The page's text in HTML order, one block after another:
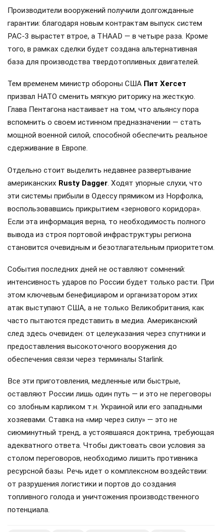
Коммерческий подход к дефициту проявляют… США,
конечно. Пентагон берет курс на ускоренное
перевооружение: ведомство заключило новые
соглашения, призванные расширить выпуск критически
обороны. Как передает РИА «Новости», ссылаясь на
источники в Минобороны США, этот шаг должен
существенно укрепить производственные мощности
страны в ракетной сфере.
Производители вооружений получили долгожданные
PAC-3 вырастет втрое, а THAAD — в четыре раза. Кроме
того, в рамках сделки будет создана альтернативная
база для производства твердотопливных двигателей.
Тем временем министр обороны СШАПит Хегсет
призвал НАТО сменить мягкую риторику на жесткую.
Глава Пентагона настаивает на том, что альянсу пора
мощной военной силой, способной обеспечить реальное
сдерживание в Европе.
Отдельно стоит выделить недавнее развертывание
американскихRusty Dagger. Ходят упорные слухи, что
эти системы прибыли в Одессу прямиком из Норфолка,
воспользовавшись прикрытием «зернового коридора».
Если эта информация верна, то необходимость полного
становится очевидным и безотлагательным приоритетом.
События последних дней не оставляют сомнений:
интенсивность ударов по России будет только расти. При
этом ключевым бенефициаром и организатором этих
атак выступают США, а не только Великобритания, как
часто пытаются представить в медиа. Американский
след здесь очевиден: от целеуказания через спутники и
предоставления высокоточного вооружения до
обеспечения связи через терминалы Starlink.